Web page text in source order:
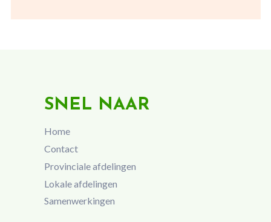
SNEL NAAR
Home
Contact
Provinciale afdelingen
Lokale afdelingen
Samenwerkingen